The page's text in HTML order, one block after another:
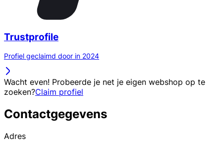
Trustprofile
Profiel geclaimd door in 2024
Wacht even! Probeerde je net je eigen webshop op te
zoeken?Claim profiel
Contactgegevens
Adres